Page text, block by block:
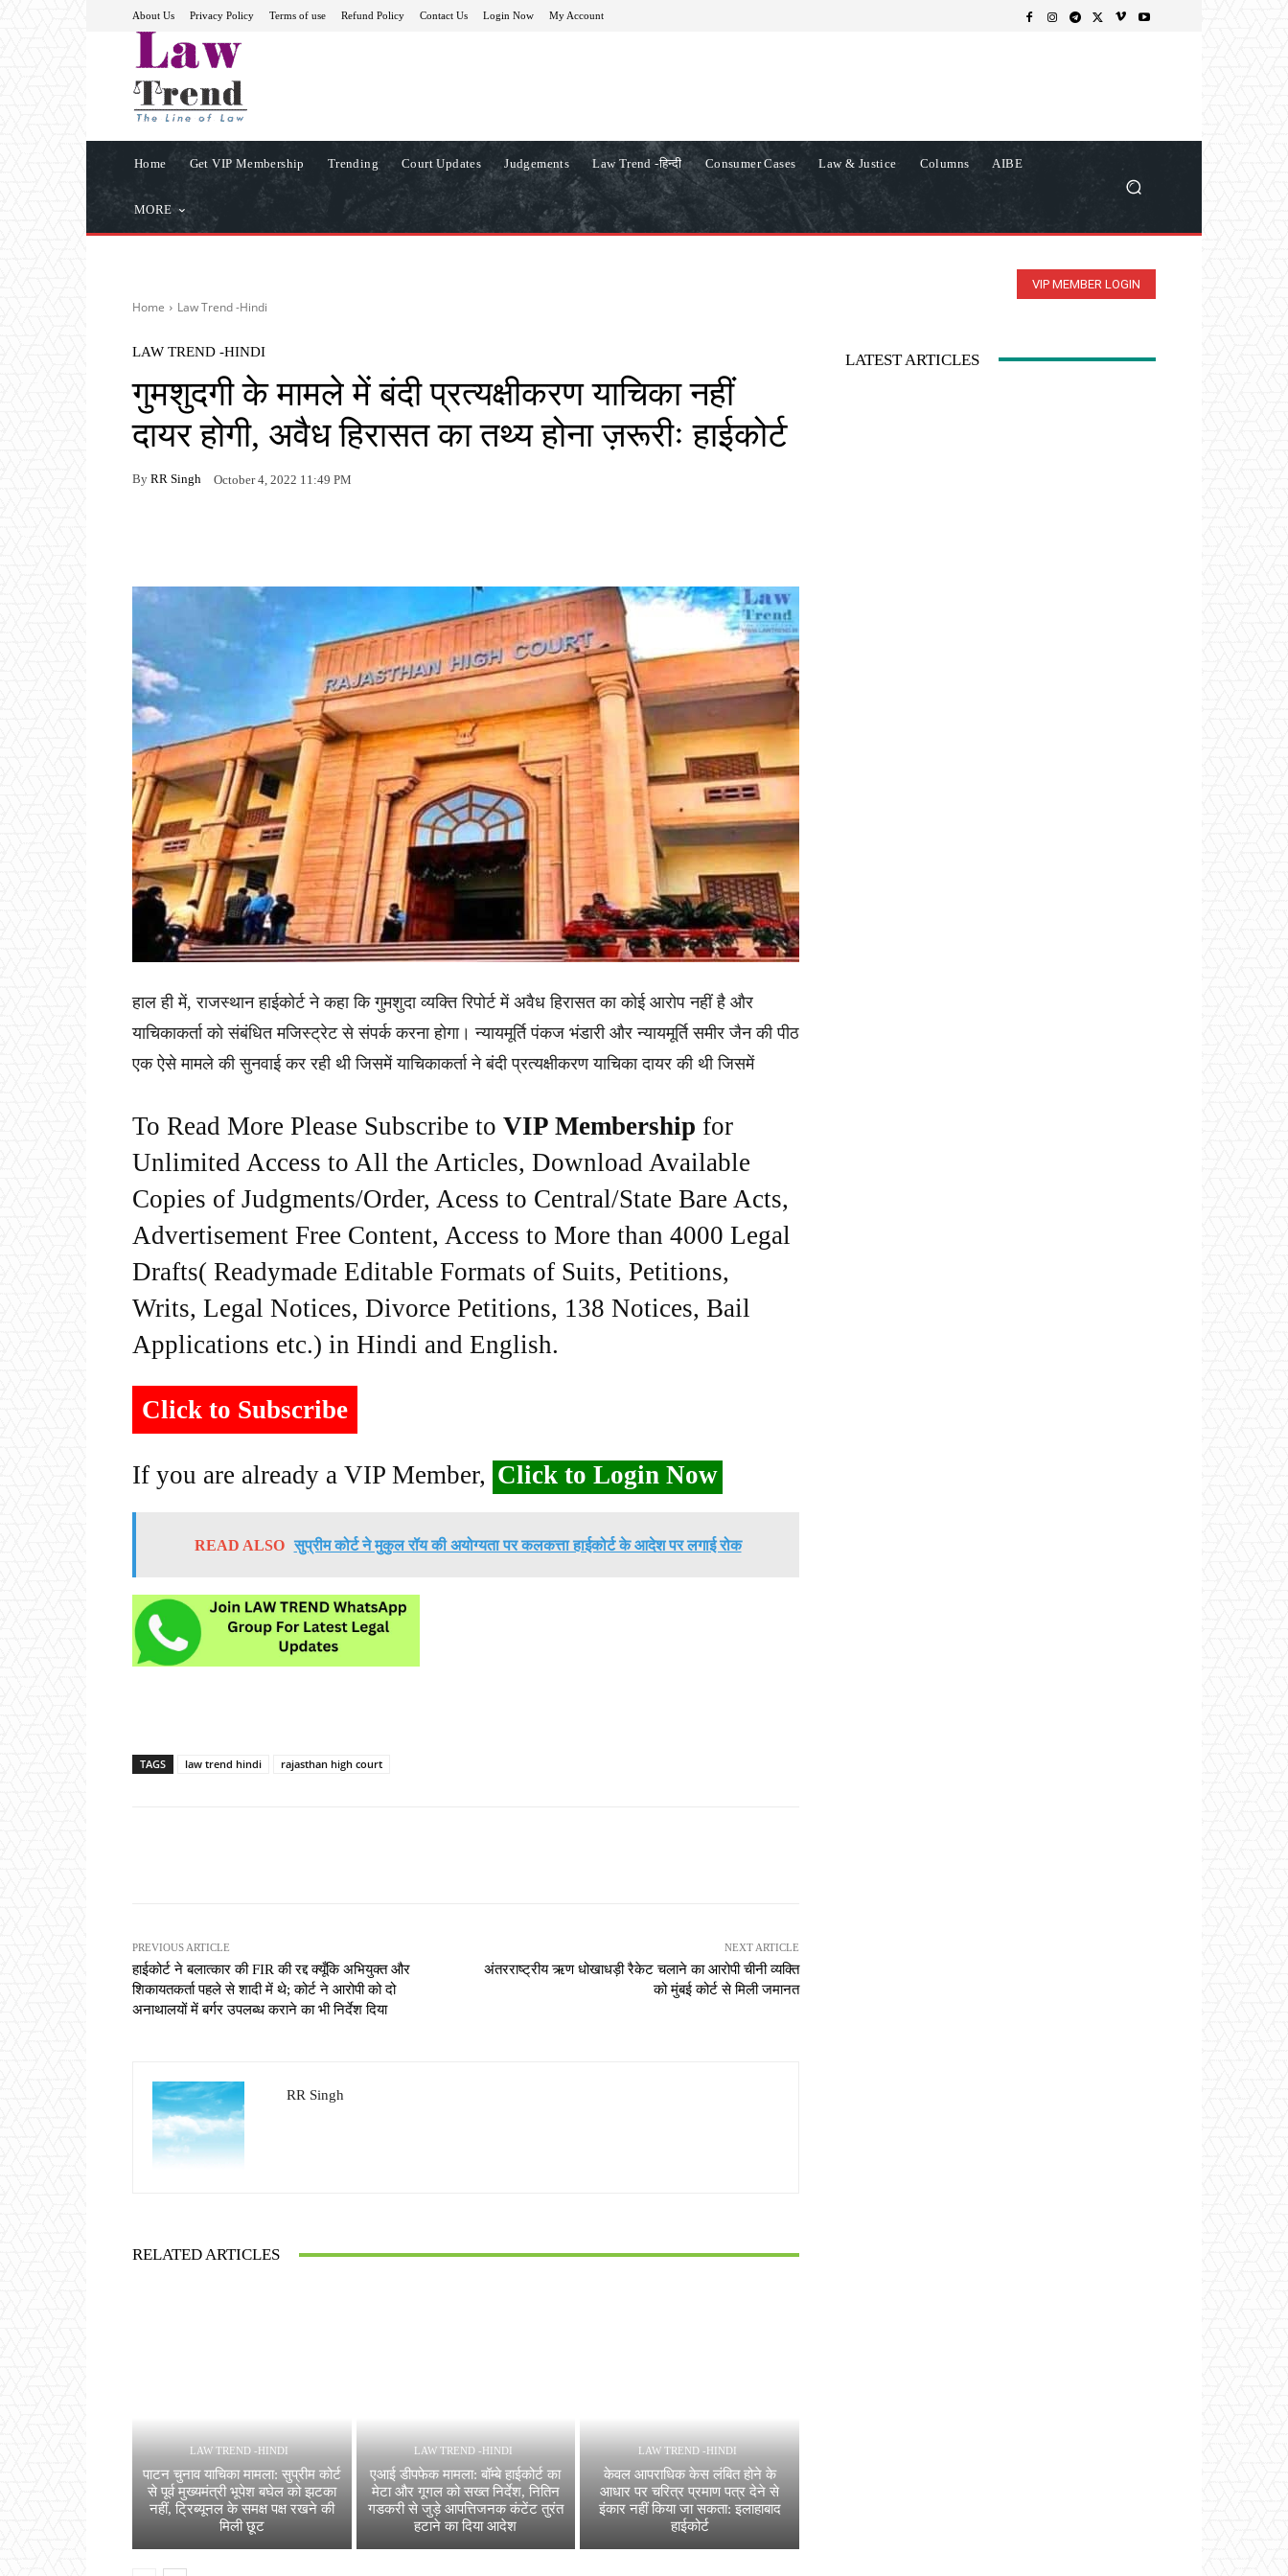
About Us Privacy Policy Terms of use Refund Policy Contact Us Login Now My Account
Home Get VIP Membership Trending Court Updates Judgements Law Trend -हिन्दी Consumer Cases Law & Justice Columns AIBE
MORE
VIP MEMBER LOGIN
Home Law Trend -Hindi
LAW TREND -HINDI
गुमशुदगी के मामले में बंदी प्रत्यक्षीकरण याचिका नहीं
दायर होगी, अवैध हिरासत का तथ्य होना ज़रूरीः हाईकोर्ट
By RR Singh October 4, 2022 11:49 PM
हाल ही में, राजस्थान हाईकोर्ट ने कहा कि गुमशुदा व्यक्ति रिपोर्ट में अवैध हिरासत का कोई आरोप नहीं है और
याचिकाकर्ता को संबंधित मजिस्ट्रेट से संपर्क करना होगा। न्यायमूर्ति पंकज भंडारी और न्यायमूर्ति समीर जैन की पीठ
एक ऐसे मामले की सुनवाई कर रही थी जिसमें याचिकाकर्ता ने बंदी प्रत्यक्षीकरण याचिका दायर की थी जिसमें
To Read More Please Subscribe to VIP Membership for
Unlimited Access to All the Articles, Download Available
Copies of Judgments/Order, Acess to Central/State Bare Acts,
Advertisement Free Content, Access to More than 4000 Legal
Drafts( Readymade Editable Formats of Suits, Petitions,
Writs, Legal Notices, Divorce Petitions, 138 Notices, Bail
Applications etc.) in Hindi and English.
Click to Subscribe
If you are already a VIP Member, Click to Login Now
READ ALSO सुप्रीम कोर्ट ने मुकुल रॉय की अयोग्यता पर कलकत्ता हाईकोर्ट के आदेश पर लगाई रोक
TAGS law trend hindi rajasthan high court
PREVIOUS ARTICLE
हाईकोर्ट ने बलात्कार की FIR की रद्द क्यूँकि अभियुक्त और
शिकायतकर्ता पहले से शादी में थे; कोर्ट ने आरोपी को दो
अनाथालयों में बर्गर उपलब्ध कराने का भी निर्देश दिया
NEXT ARTICLE
अंतरराष्ट्रीय ऋण धोखाधड़ी रैकेट चलाने का आरोपी चीनी व्यक्ति
को मुंबई कोर्ट से मिली जमानत
RR Singh
RELATED ARTICLES
LAW TREND -HINDI
पाटन चुनाव याचिका मामला: सुप्रीम कोर्ट
से पूर्व मुख्यमंत्री भूपेश बघेल को झटका
नहीं, ट्रिब्यूनल के समक्ष पक्ष रखने की
मिली छूट
LAW TREND -HINDI
एआई डीपफेक मामला: बॉम्बे हाईकोर्ट का
मेटा और गूगल को सख्त निर्देश, नितिन
गडकरी से जुड़े आपत्तिजनक कंटेंट तुरंत
हटाने का दिया आदेश
LAW TREND -HINDI
केवल आपराधिक केस लंबित होने के
आधार पर चरित्र प्रमाण पत्र देने से
इंकार नहीं किया जा सकता: इलाहाबाद
हाईकोर्ट
LATEST ARTICLES